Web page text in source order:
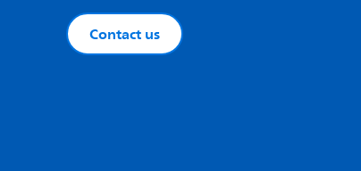
Contact us